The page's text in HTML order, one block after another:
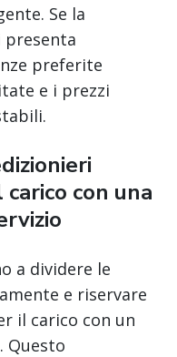
Se la
presenta
preferite
e i prezzi
con una
a dividere le
e riservare
il carico con un
Questo